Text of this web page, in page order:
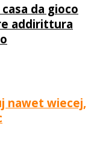
da gioco
addirittura
nawet wiecej,